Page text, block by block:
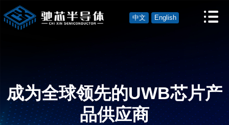
中文 English
成为全球领先的UWB芯片产
品供应商